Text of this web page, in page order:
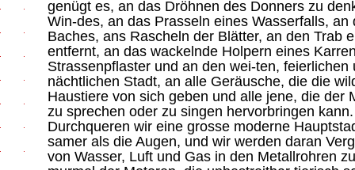
genügt es, an das Dröhnen des Donners zu
Win-des, an das Prasseln eines Wasserfalls, an
Baches, ans Rascheln der Blätter, an den Trab
entfernt, an das wackelnde Holpern eines
Strassenpflaster und an den wei-ten, feierlichen
nächtlichen Stadt, an alle Geräusche, die die
Haustiere von sich geben und alle jene, die der
zu sprechen oder zu singen hervorbringen kann.
Durchqueren wir eine grosse moderne
samer als die Augen, und wir werden daran
von Wasser, Luft und Gas in den Metallrohren